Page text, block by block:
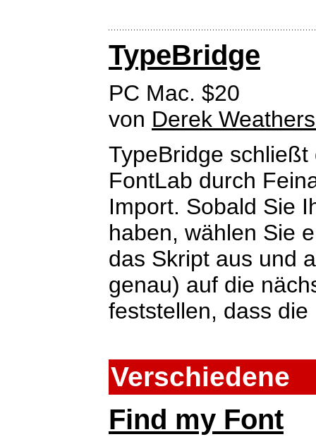
TypeBridge
PC Mac. $20
von Derek
TypeBridge
FontLab durch
Import. Sobald Sie
haben, wählen Sie
das Skript aus und
genau) auf die
feststellen, dass
Verschiedene
Find my Font